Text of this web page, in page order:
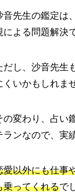
音先生の鑑定は
による問題解決
だし、沙音先生
くいかもしれま
の変わり、占い
ランなので、実
愛以外にも仕事
乗ってくれるで